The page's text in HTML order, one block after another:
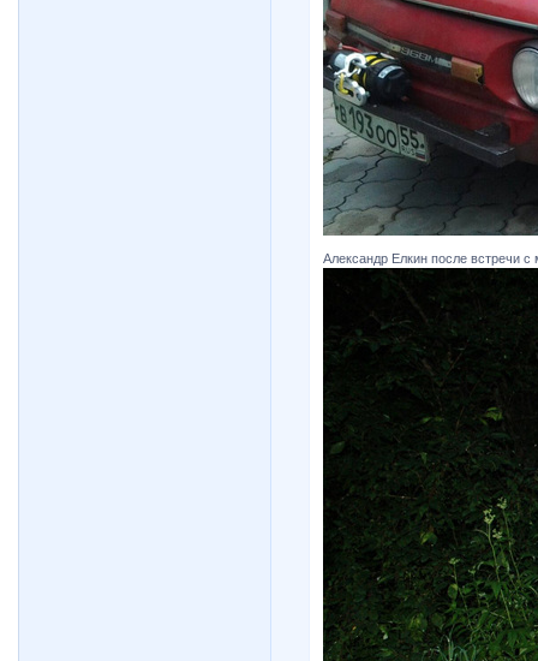
Александр Елкин после встречи